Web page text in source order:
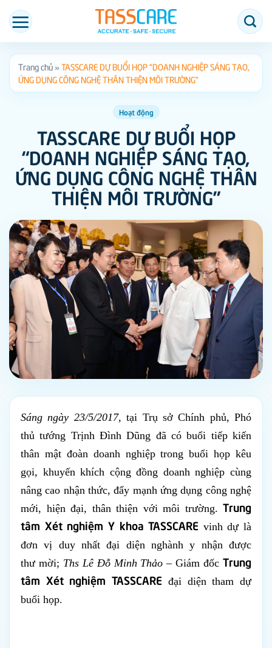
qua
dung
Trang chủ» TASSCARE DỰ BUỔI HỌP “DOANH NGHIỆP SÁNG TẠO,
ỨNG DỤNG CÔNG NGHỆ THÂN THIỆN MÔI TRƯỜNG”
Hoạt động
TASSCARE DỰ BUỔI HỌP
“DOANH NGHIỆP SÁNG TẠO,
ỨNG DỤNG CÔNG NGHỆ THÂN
THIỆN MÔI TRƯỜNG”
Sáng ngày 23/5/2017, tại Trụ sở Chính phủ, Phó
thủ tướng Trịnh Đình Dũng đã có buổi tiếp kiến
thân mật đoàn doanh nghiệp trong buổi họp kêu
gọi, khuyến khích cộng đồng doanh nghiệp cùng
nâng cao nhận thức, đẩy mạnh ứng dụng công nghệ
mới, hiện đại, thân thiện với môi trường. Trung
tâm Xét nghiệm Y khoa TASSCARE vinh dự là
đơn vị duy nhất đại diện nghành y nhận được
thư mời; Ths Lê Đỗ Minh Thảo – Giám đốcTrung
tâm Xét nghiệm TASSCARE đại diện tham dự
buổi họp.